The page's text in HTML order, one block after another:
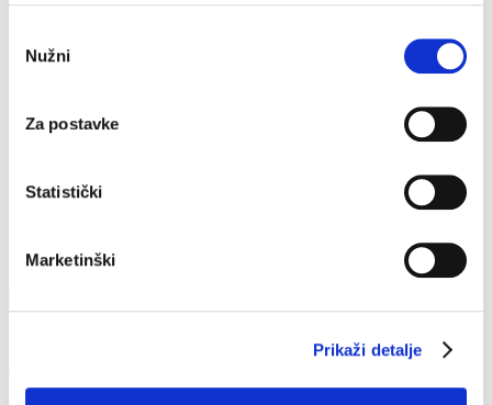
pristanka
Nužni
Za postavke
Statistički
Marketinški
Prikaži detalje
O nama